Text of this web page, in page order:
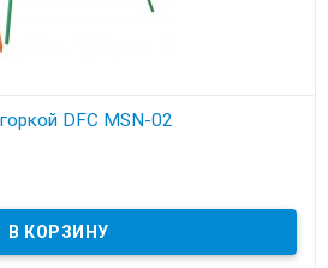
DFC MSN-02